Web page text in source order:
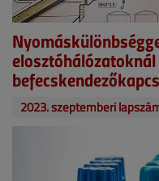
2023. szeptemberi